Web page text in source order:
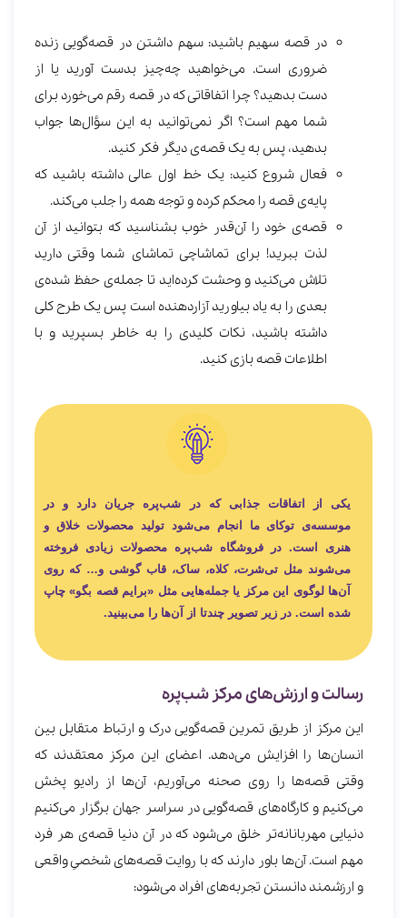
در قصه سهیم باشید: سهم داشتن در قصه‌گویی زنده
ضروری است. می‌خواهید چه‌چیز بدست آورید یا از
دست بدهید؟ چرا اتفاقاتی که در قصه رقم می‌خورد برای
شما مهم است؟ اگر نمی‌توانید به این سؤال‌ها جواب
بدهید، پس به یک قصه‌ی دیگر فکر کنید.
فعال شروع کنید: یک خط اول عالی داشته باشید که
پایه‌ی قصه را محکم کرده و توجه همه را جلب می‌کند.
قصه‌ی خود را آن‌قدر خوب بشناسید که بتوانید از آن
لذت ببرید! برای تماشاچی تماشای شما وقتی دارید
تلاش می‌کنید و وحشت کرده‌اید تا جمله‌ی حفظ شده‌ی
بعدی را به یاد بیاورید آزاردهنده است پس یک طرح کلی
داشته باشید، نکات کلیدی را به خاطر بسپرید و با
اطلاعات قصه بازی کنید.
یکی از اتفاقات جذابی که در شب‌پره جریان دارد و در
موسسه‌ی توکای ما انجام می‌شود تولید محصولات خلاق و
هنری است. در فروشگاه شب‌پره محصولات زیادی فروخته
می‌شوند مثل تی‌شرت، کلاه، ساک، قاب گوشی و… که روی‌
آن‌ها لوگوی این مرکز یا جمله‌هایی مثل «برایم قصه بگو» چاپ
شده است. در زیر تصویر چندتا از آن‌ها را می‌بینید.
رسالت و ارزش‌های مرکز شب‌پره
این مرکز از طریق تمرین قصه‌گویی درک و ارتباط متقابل بین
انسان‌ها را افزایش می‌دهد. اعضای این مرکز معتقدند که
وقتی قصه‌ها را روی صحنه می‌آوریم، آن‌ها از رادیو پخش
می‌کنیم و کارگاه‌های قصه‌گویی در سراسر جهان برگزار می‌کنیم
دنیایی مهربانانه‌تر خلق می‌شود که در آن دنیا قصه‌ی هر فرد
مهم است. آن‌ها باور دارند که با روایت قصه‌های شخصیِ واقعی
و ارزشمند دانستن تجربه‌های افراد می‌شود: